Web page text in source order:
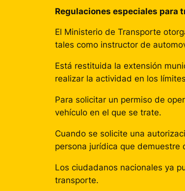
Regulaciones especiales para
El Ministerio de Transporte
tales como instructor de
Está restituida la extensión
realizar la actividad en los
Para solicitar un permiso de
vehículo en el que se trate.
Cuando se solicite una
persona jurídica que demuestre
Los ciudadanos nacionales ya
transporte.